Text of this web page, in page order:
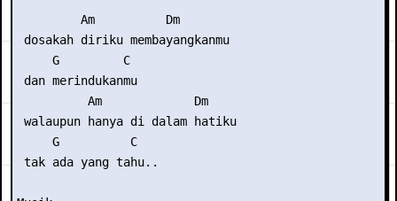
         Am          Dm
dosakah diriku membayangkanmu
     G         C
dan merindukanmu
          Am             Dm
walaupun hanya di dalam hatiku
     G          C
tak ada yang tahu..